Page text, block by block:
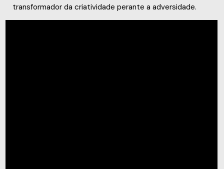
transformador da criatividade perante a adversidade.